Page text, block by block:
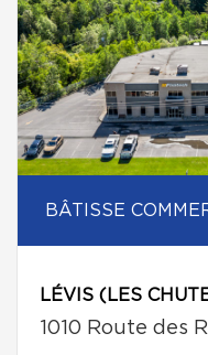
BÂTISSE
1010 Route des